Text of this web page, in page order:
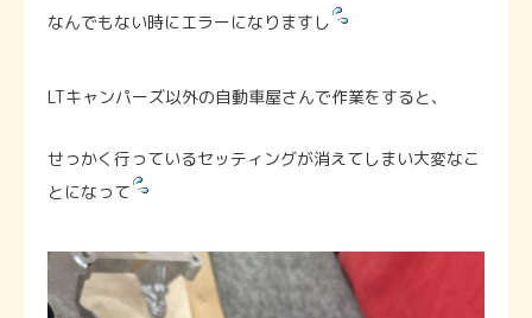
なんでもない時にエラーになりますし
LTキャンパーズ以外の自動車屋さんで作業をすると、
せっかく行っているセッティングが消えてしまい大変なこ
とになって